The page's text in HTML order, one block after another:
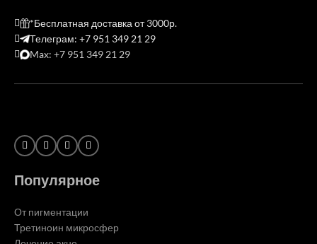
*Бесплатная доставка от 3000р.
Телеграм: +7 951 349 21 29
Max: +7 951 349 21 29
Популярное
От пигментации
Третиноин микросфер